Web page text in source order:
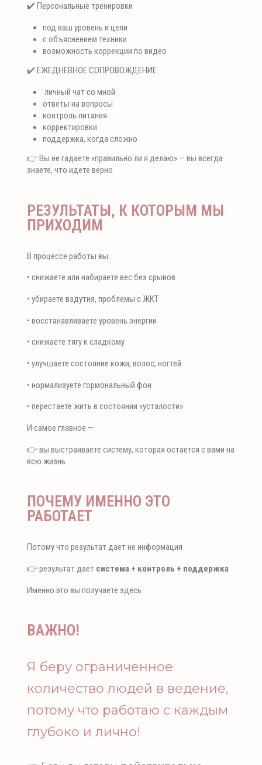
✔️ Персональные тренировки
под ваш уровень и цели
с объяснением техники
возможность коррекции по видео
✔️ ЕЖЕДНЕВНОЕ СОПРОВОЖДЕНИЕ
личный чат со мной
ответы на вопросы
контроль питания
корректировки
поддержка, когда сложно
👉 Вы не гадаете «правильно ли я делаю» — вы всегда
знаете, что идете верно
РЕЗУЛЬТАТЫ, К КОТОРЫМ МЫ
ПРИХОДИМ
В процессе работы вы:
• снижаете или набираете вес без срывов
• убираете вздутия, проблемы с ЖКТ
• восстанавливаете уровень энергии
• снижаете тягу к сладкому
• улучшаете состояние кожи, волос, ногтей
• нормализуете гормональный фон
• перестаете жить в состоянии «усталости»
И самое главное —
👉 вы выстраиваете систему, которая остается с вами на
всю жизнь
ПОЧЕМУ ИМЕННО ЭТО
РАБОТАЕТ
Потому что результат дает не информация
👉 результат дает система + контроль + поддержка
Именно это вы получаете здесь
ВАЖНО!
Я беру ограниченное
количество людей в ведение,
потому что работаю с каждым
глубоко и лично!